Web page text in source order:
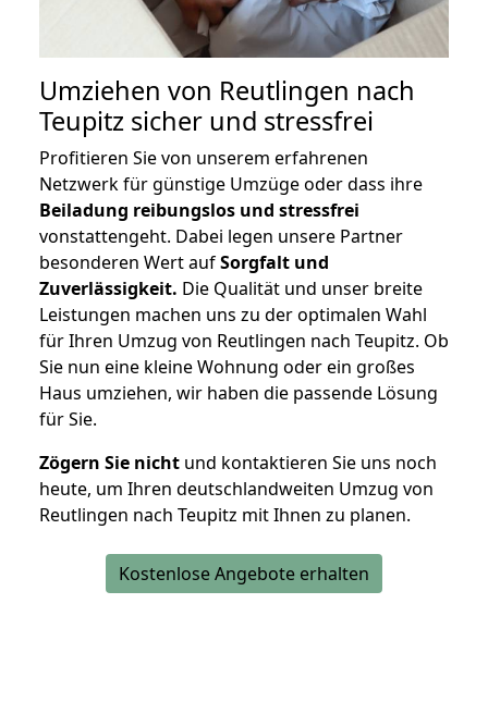
Umziehen von Reutlingen nach
Teupitz sicher und stressfrei
Profitieren Sie von unserem erfahrenen
Netzwerk für günstige Umzüge oder dass ihre
Beiladung reibungslos und stressfrei
vonstattengeht. Dabei legen unsere Partner
besonderen Wert aufSorgfalt und
Zuverlässigkeit. Die Qualität und unser breite
Leistungen machen uns zu der optimalen Wahl
für Ihren Umzug von Reutlingen nach Teupitz. Ob
Sie nun eine kleine Wohnung oder ein großes
Haus umziehen, wir haben die passende Lösung
für Sie.
Zögern Sie nicht und kontaktieren Sie uns noch
heute, um Ihren deutschlandweiten Umzug von
Reutlingen nach Teupitz mit Ihnen zu planen.
Kostenlose Angebote erhalten